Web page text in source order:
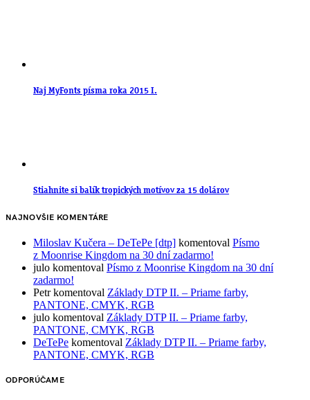
Naj MyFonts písma roka 2015 I.
Stiahnite si balík tropických motívov za 15 dolárov
NAJNOVŠIE KOMENTÁRE
Miloslav Kučera – DeTePe [dtp] komentoval Písmo
z Moonrise Kingdom na 30 dní zadarmo!
julo komentoval Písmo z Moonrise Kingdom na 30 dní
zadarmo!
Petrkomentoval Základy DTP II. – Priame farby,
PANTONE, CMYK, RGB
julo komentoval Základy DTP II. – Priame farby,
PANTONE, CMYK, RGB
DeTePe komentoval Základy DTP II. – Priame farby,
PANTONE, CMYK, RGB
ODPORÚČAME